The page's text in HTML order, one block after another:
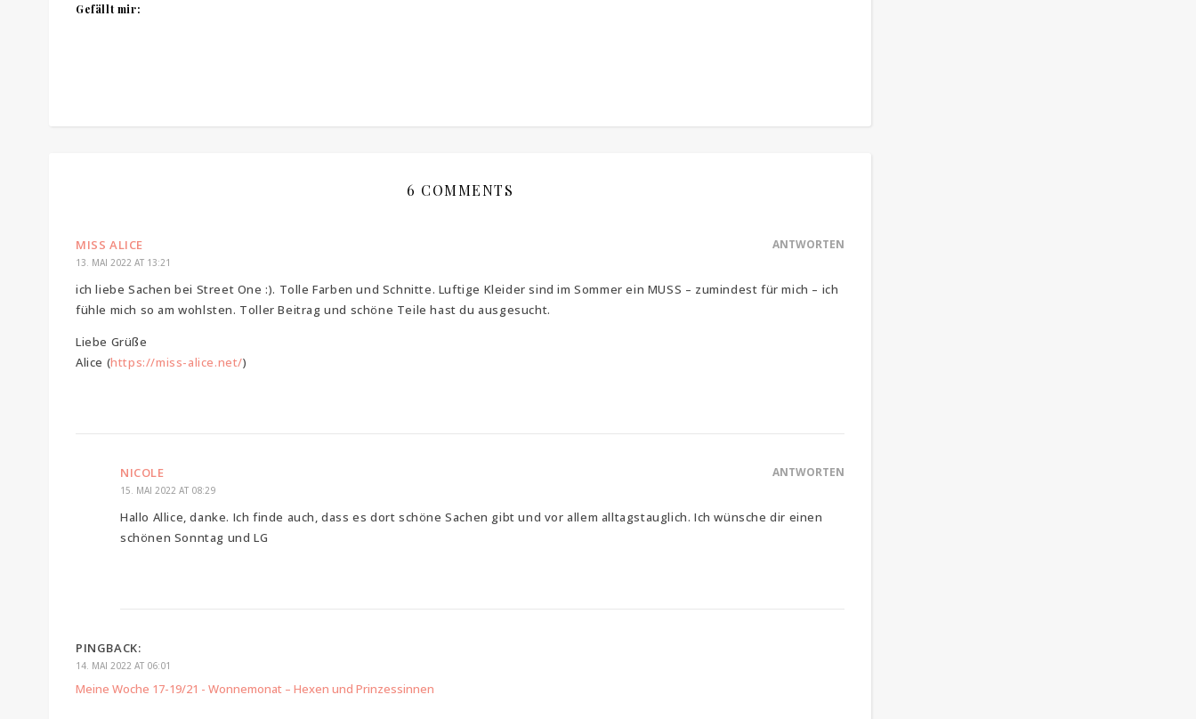
Gefällt mir:
6 COMMENTS
MISS ALICE
13. MAI 2022 AT 13:21
ANTWORTEN
ich liebe Sachen bei Street One :). Tolle Farben und Schnitte. Luftige Kleider sind im Sommer ein MUSS – zumindest für mich – ich
fühle mich so am wohlsten. Toller Beitrag und schöne Teile hast du ausgesucht.
Liebe Grüße
Alice (https://miss-alice.net/)
NICOLE
15. MAI 2022 AT 08:29
ANTWORTEN
Hallo Allice, danke. Ich finde auch, dass es dort schöne Sachen gibt und vor allem alltagstauglich. Ich wünsche dir einen
schönen Sonntag und LG
PINGBACK:
14. MAI 2022 AT 06:01
Meine Woche 17-19/21 - Wonnemonat – Hexen und Prinzessinnen